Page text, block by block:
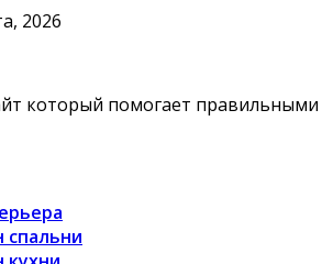
2026
который помогает правильными
спальни